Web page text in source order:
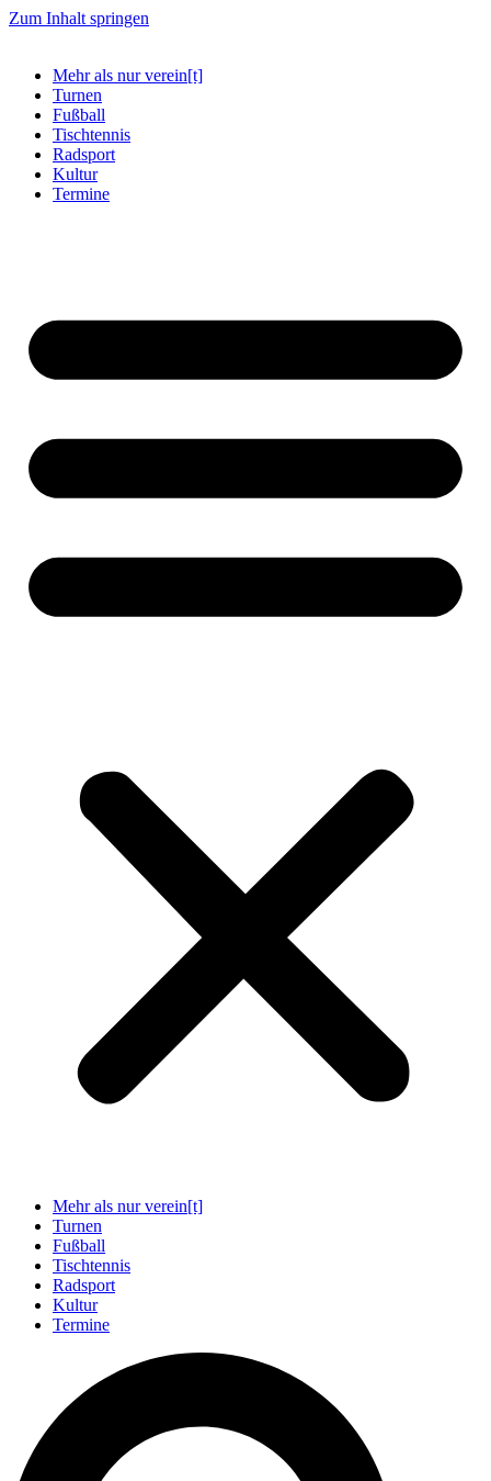
Zum Inhalt springen
Mehr als nur verein[t]
Turnen
Fußball
Tischtennis
Radsport
Kultur
Termine
Mehr als nur verein[t]
Turnen
Fußball
Tischtennis
Radsport
Kultur
Termine